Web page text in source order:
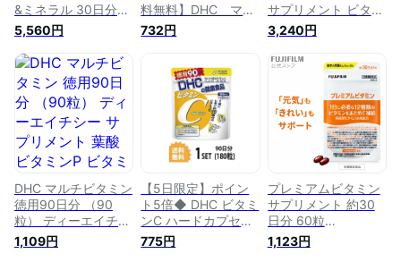
&ミネラル 30日分
(120粒) ×4 栄養機能
食品 | ディーエイチ
シー サプリメント
サプリ 健康食品 健
康サプリ タブレット
さぷり ビオチン ビ
タミンB マルチミネ
ラル ビタミンC ビタ
ミンE ビタミンK 鉄
亜鉛 銅 乳酸菌 必須
アミノ酸 酵素
5,560円
料無料】DHC マル
チビタミン【60粒
(60日分)】【ディー
アシン/パントテン
酸/ビオチ
ン/B1/B2/B6/B12/ビ
タミンC/ビタミンD/
ビタミンE/葉酸/11種
類のビタミン＋ビタ
ン】【smtb-TD】
【RCP】
732円
サプリメント ビタミ
ンB12 ビタミンB2 ビ
タミンB1 ビタミン
B6 葉酸 ナイアシン
ビオチン パントテン
酸 野菜不足 健康 栄
養 葉酸サプリ ビタ
ミンB B12 B1 B2 B6
3,240円
DHC マルチビタミン
徳用90日分 （90
粒） ディーエイチシ
ー サプリメント 葉
酸 ビタミンP ビタミ
1,109円
【5日限定】ポイン
ト5倍◆ DHC ビタミ
ンC ハードカプセル
徳用90日分 （180
粒） ディーエイチシ
775円
プレミアムビタミン
サプリメント 約30
日分 60粒
【FUJIFILM 公式】
富士フイルム マルチ
1,123円